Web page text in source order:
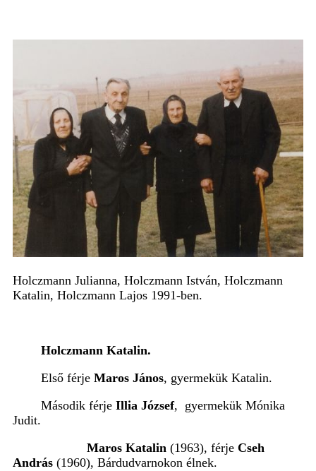
Holczmann Julianna, Holczmann István, Holczmann
Katalin, Holczmann Lajos 1991-ben.
Holczmann Katalin.
Első férje Maros János, gyermekük Katalin.
Második férje Illia József, gyermekük Mónika
Judit.
Maros Katalin (1963), férje Cseh
András (1960), Bárdudvarnokon élnek.